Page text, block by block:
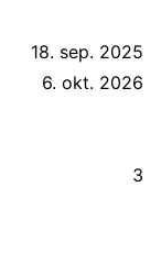
18. sep. 2025
6. okt. 2026
3